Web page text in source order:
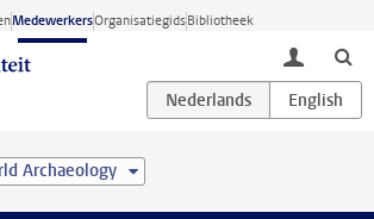
MedewerkersOrganisatiegidsBibliotheek
toggle
Archaeology